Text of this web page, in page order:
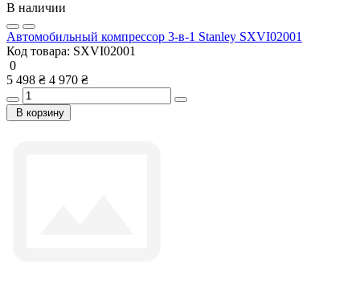
В наличии
Автомобильный компрессор 3-в-1 Stanley SXVI02001
Код товара: SXVI02001
0
5 498 ₴ 4 970 ₴
В корзину